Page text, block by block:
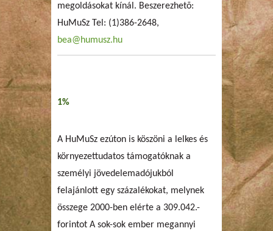
megoldásokat kínál. Beszerezhetõ:
HuMuSz Tel: (1)386-2648,
bea@humusz.hu
1%
A HuMuSz ezúton is köszöni a lelkes és
környezettudatos támogatóknak a
személyi jövedelemadójukból
felajánlott egy százalékokat, melynek
összege 2000-ben elérte a 309.042.-
forintot A sok-sok ember megannyi